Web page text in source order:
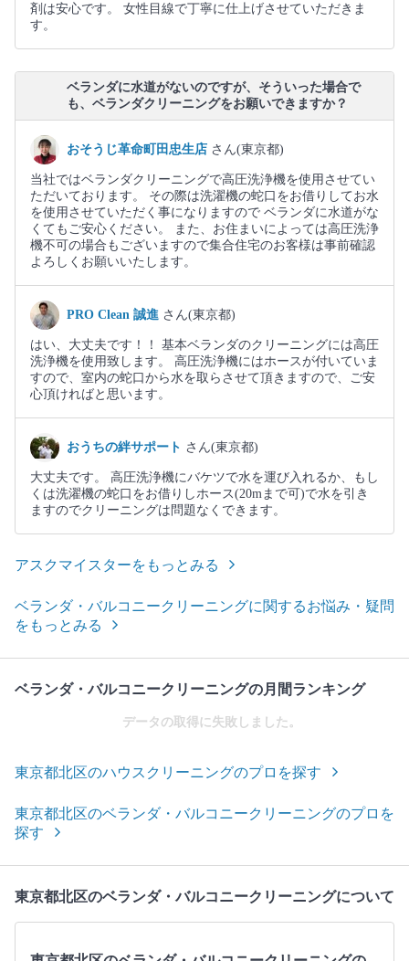
剤は安心です。 女性目線で丁寧に仕上げさせていただきま
す。
ベランダに水道がないのですが、そういった場合で
も、ベランダクリーニングをお願いできますか？
おそうじ革命町田忠生店 さん(東京都)
当社ではベランダクリーニングで高圧洗浄機を使用させてい
ただいております。 その際は洗濯機の蛇口をお借りしてお水
を使用させていただく事になりますので ベランダに水道がな
くてもご安心ください。 また、お住まいによっては高圧洗浄
機不可の場合もございますので集合住宅のお客様は事前確認
よろしくお願いいたします。
PRO Clean 誠進 さん(東京都)
はい、大丈夫です！！ 基本ベランダのクリーニングには高圧
洗浄機を使用致します。 高圧洗浄機にはホースが付いていま
すので、室内の蛇口から水を取らさせて頂きますので、ご安
心頂ければと思います。
おうちの絆サポート さん(東京都)
大丈夫です。 高圧洗浄機にバケツで水を運び入れるか、もし
くは洗濯機の蛇口をお借りしホース(20mまで可)で水を引き
ますのでクリーニングは問題なくできます。
アスクマイスターをもっとみる
ベランダ・バルコニークリーニングに関するお悩み・疑問
をもっとみる
ベランダ・バルコニークリーニングの月間ランキング
データの取得に失敗しました。
東京都北区のハウスクリーニングのプロを探す
東京都北区のベランダ・バルコニークリーニングのプロを
探す
東京都北区のベランダ・バルコニークリーニングについて